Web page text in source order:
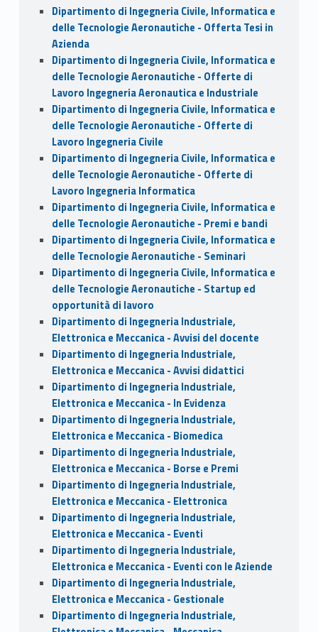
Dipartimento di Ingegneria Civile, Informatica e
delle Tecnologie Aeronautiche - Offerta Tesi in
Azienda
Dipartimento di Ingegneria Civile, Informatica e
delle Tecnologie Aeronautiche - Offerte di
Lavoro Ingegneria Aeronautica e Industriale
Dipartimento di Ingegneria Civile, Informatica e
delle Tecnologie Aeronautiche - Offerte di
Lavoro Ingegneria Civile
Dipartimento di Ingegneria Civile, Informatica e
delle Tecnologie Aeronautiche - Offerte di
Lavoro Ingegneria Informatica
Dipartimento di Ingegneria Civile, Informatica e
delle Tecnologie Aeronautiche - Premi e bandi
Dipartimento di Ingegneria Civile, Informatica e
delle Tecnologie Aeronautiche - Seminari
Dipartimento di Ingegneria Civile, Informatica e
delle Tecnologie Aeronautiche - Startup ed
opportunità di lavoro
Dipartimento di Ingegneria Industriale,
Elettronica e Meccanica - Avvisi del docente
Dipartimento di Ingegneria Industriale,
Elettronica e Meccanica - Avvisi didattici
Dipartimento di Ingegneria Industriale,
Elettronica e Meccanica - In Evidenza
Dipartimento di Ingegneria Industriale,
Elettronica e Meccanica - Biomedica
Dipartimento di Ingegneria Industriale,
Elettronica e Meccanica - Borse e Premi
Dipartimento di Ingegneria Industriale,
Elettronica e Meccanica - Elettronica
Dipartimento di Ingegneria Industriale,
Elettronica e Meccanica - Eventi
Dipartimento di Ingegneria Industriale,
Elettronica e Meccanica - Eventi con le Aziende
Dipartimento di Ingegneria Industriale,
Elettronica e Meccanica - Gestionale
Dipartimento di Ingegneria Industriale,